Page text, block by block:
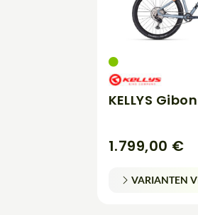
KELLYS
1.799,00 €
VARIANTEN